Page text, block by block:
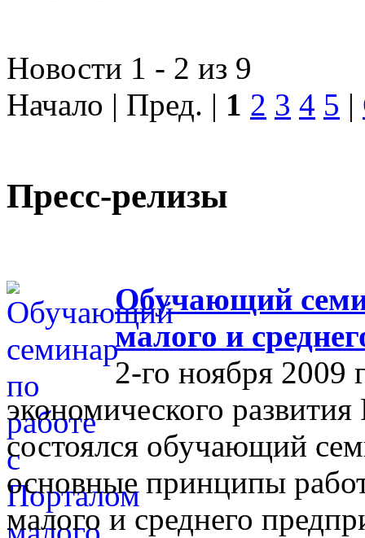
Новости 1 - 2 из 9
Начало | Пред. | 1 2 3 4 5 |
Пресс-релизы
Обучающий
малого и
2-го ноября 2009
экономического
состоялся обучающий
основные принципы
малого и среднего